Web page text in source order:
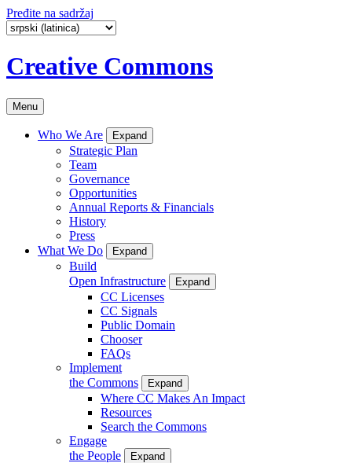
Pređite na sadržaj
Creative Commons
Menu
Who We Are Expand
Strategic Plan
Team
Governance
Opportunities
Annual Reports & Financials
History
Press
What We Do
Expand
Build
Open Infrastructure
Expand
CC Licenses
CC Signals
Public Domain
Chooser
FAQs
Implement
the Commons
Expand
Where CC Makes An Impact
Resources
Search the Commons
Engage
the People
Expand